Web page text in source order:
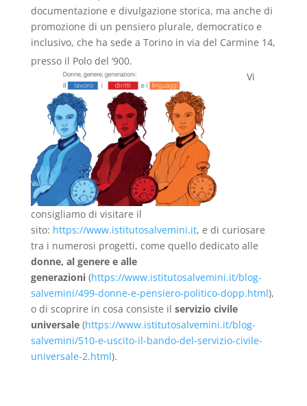
documentazione e divulgazione storica, ma anche di
promozione di un pensiero plurale, democratico e
inclusivo, che ha sede a Torino in via del Carmine 14,
presso il Polo del ‘900.
Vi
consigliamo di visitare il
sito: https://www.istitutosalvemini.it, e di curiosare
tra i numerosi progetti, come quello dedicato alle
donne, al genere e alle
generazioni(https://www.istitutosalvemini.it/blog-
salvemini/499-donne-e-pensiero-politico-dopp.html),
o di scoprire in cosa consiste il servizio civile
universale(https://www.istitutosalvemini.it/blog-
salvemini/510-e-uscito-il-bando-del-servizio-civile-
universale-2.html).